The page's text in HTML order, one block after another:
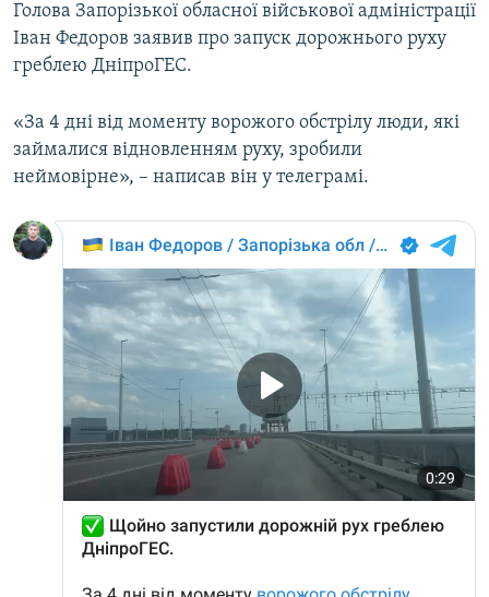
УКР
КТАТ
ДОЛУЧАЙСЯ!
Усі сайти RFE/RL
Голова Запорізької обласної військової адміністрації
Іван Федоров заявив про запуск дорожнього руху
греблею ДніпроГЕС.
«За 4 дні від моменту ворожого обстрілу люди, які
займалися відновленням руху, зробили
неймовірне», – написав він у телеграмі.